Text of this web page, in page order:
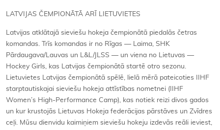
LATVIJAS ČEMPIONĀTĀ ARĪ LIETUVIETES
Latvijas atklātajā sieviešu hokeja čempionātā piedalās četras
komandas. Trīs komandas ir no Rīgas — Laima, SHK
Pārdaugava/Lauvas un L&L/JLSS — un viena no Lietuvas —
Hockey Girls, kas Latvijas čempionātā startē otro sezonu.
Lietuvietes Latvijas čempionātā spēlē, lielā mērā pateicoties IIHF
starptautiskajai sieviešu hokeja attīstības nometnei (IIHF
Women’s High-Performance Camp), kas notiek reizi divos gados
un kur krustojās Lietuvas Hokeja federācijas pārstāves un Zvīdres
ceļi. Mūsu dienvidu kaimiņiem sieviešu hokeju izdevās reāli ieviest,